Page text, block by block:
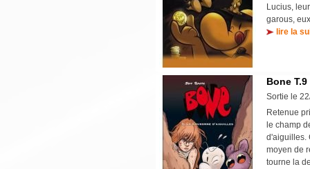
Lucius,
garous,
lire la
Bone T.9
Sortie le
Retenue
le champ
d'aiguilles.
moyen de
tourne la